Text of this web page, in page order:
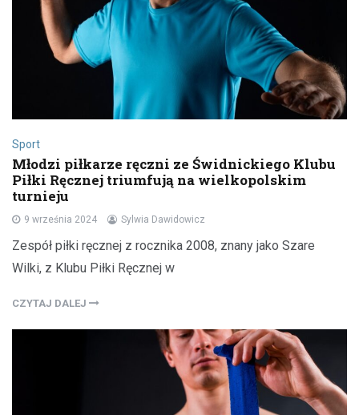
Sport
Młodzi piłkarze ręczni ze Świdnickiego Klubu
Piłki Ręcznej triumfują na wielkopolskim
turnieju
9 września 2024 Sylwia Dawidowicz
Zespół piłki ręcznej z rocznika 2008, znany jako Szare
Wilki, z Klubu Piłki Ręcznej w
CZYTAJ DALEJ